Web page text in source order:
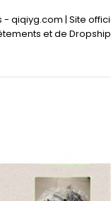
- qiqiyg.com | Site
et de